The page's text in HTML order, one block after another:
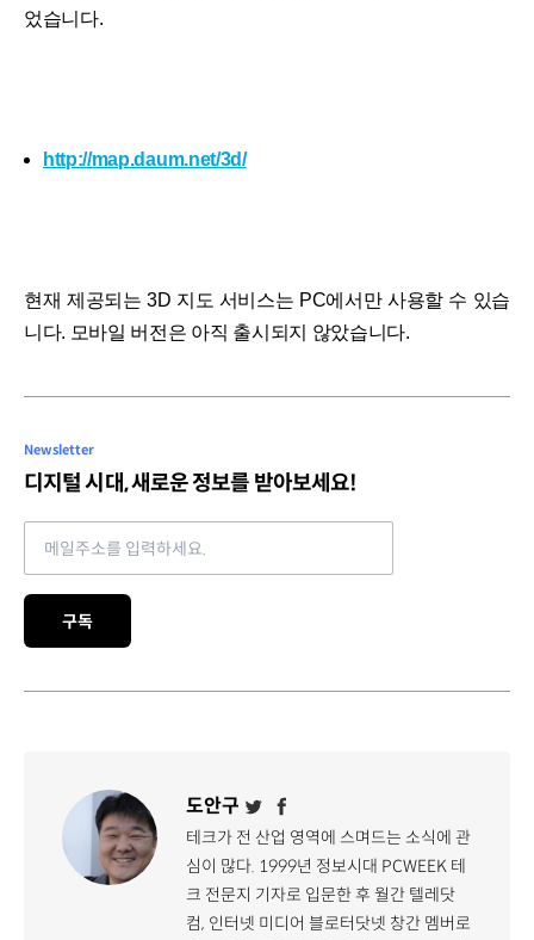
었습니다.
http://map.daum.net/3d/
현재 제공되는 3D 지도 서비스는 PC에서만 사용할 수 있습
니다. 모바일 버전은 아직 출시되지 않았습니다.
Newsletter
디지털 시대, 새로운 정보를 받아보세요!
Email address
구독
도안구
테크가 전 산업 영역에 스며드는 소식에 관
심이 많다. 1999년 정보시대 PCWEEK 테
크 전문지 기자로 입문한 후 월간 텔레닷
컴, 인터넷 미디어 블로터닷넷 창간 멤버로